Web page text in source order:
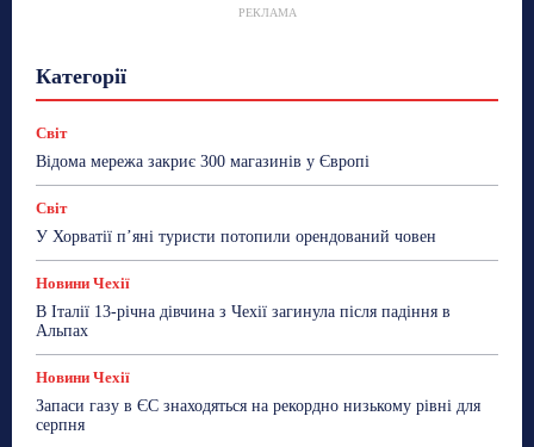
РЕКЛАМА
Категорії
Робота
Сад та город
ТехноМанія
Топ-новини
Світ
Відома мережа закриє 300 магазинів у Європі
Світ
У Хорватії пʼяні туристи потопили орендований човен
Новини Чехії
В Італії 13-річна дівчина з Чехії загинула після падіння в
Альпах
Новини Чехії
Запаси газу в ЄС знаходяться на рекордно низькому рівні для
серпня